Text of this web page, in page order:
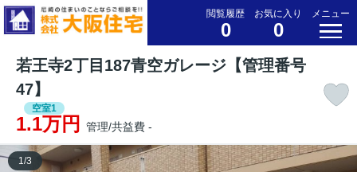
閲覧履歴
0
お気に入り
0
メニュー
若王寺2丁目187青空ガレージ【管理番号
47】
空室1
1.1万円 管理/共益費 -
1/3